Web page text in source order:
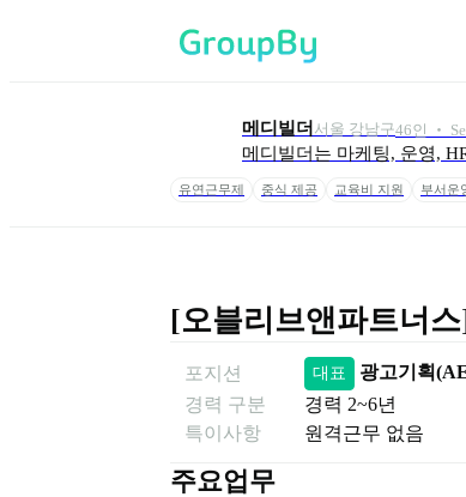
메디빌더 서울 강남구46인 ‧
메디빌더는 마케팅, 운영,
유연근무제 중식 제공 교육비 지원 부서운
[오블리브앤파트너
포지션 대표 광고기획
경력 구분
경력 2~6년
특이사항
원격근무 없음
주요업무